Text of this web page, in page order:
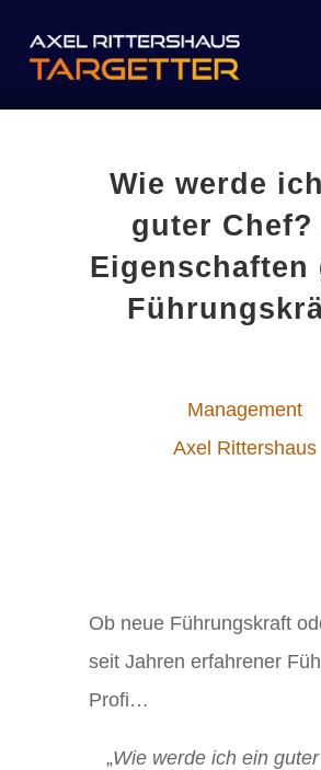
Wie werde
guter Chef?
Eigenschaften
Management
Axel Rittershaus
Ob neue Führungskraft
seit Jahren erfahrener
Profi…
„Wie werde ich ein